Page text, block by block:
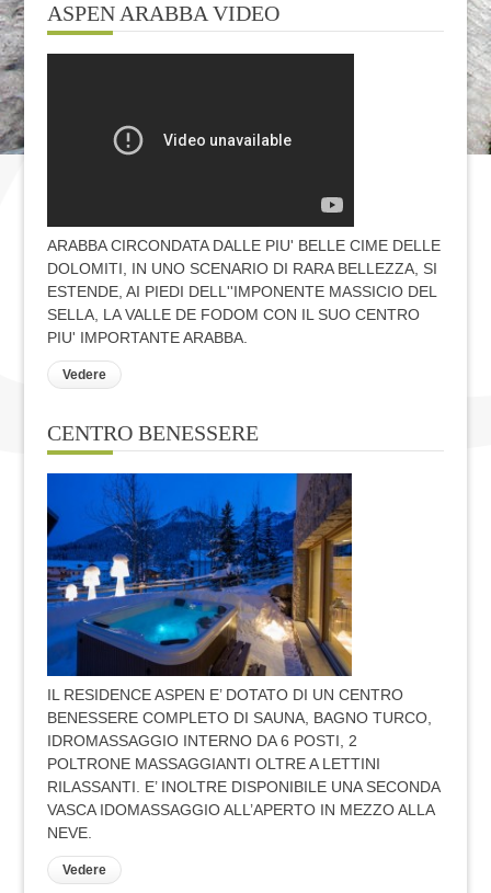
ASPEN ARABBA VIDEO
ARABBA CIRCONDATA DALLE PIU' BELLE CIME DELLE
DOLOMITI, IN UNO SCENARIO DI RARA BELLEZZA, SI
ESTENDE, AI PIEDI DELL''IMPONENTE MASSICIO DEL
SELLA, LA VALLE DE FODOM CON IL SUO CENTRO
PIU' IMPORTANTE ARABBA.
Vedere
CENTRO BENESSERE
IL RESIDENCE ASPEN E’ DOTATO DI UN CENTRO
BENESSERE COMPLETO DI SAUNA, BAGNO TURCO,
IDROMASSAGGIO INTERNO DA 6 POSTI, 2
POLTRONE MASSAGGIANTI OLTRE A LETTINI
RILASSANTI. E’ INOLTRE DISPONIBILE UNA SECONDA
VASCA IDOMASSAGGIO ALL’APERTO IN MEZZO ALLA
NEVE.
Vedere